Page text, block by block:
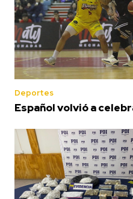
Deportes
Español volvió a